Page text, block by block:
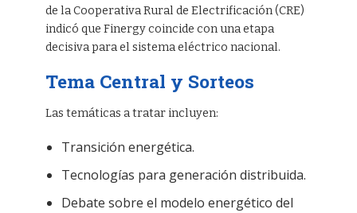
de la Cooperativa Rural de Electrificación (CRE)
indicó que Finergy coincide con una etapa
decisiva para el sistema eléctrico nacional.
Tema Central y Sorteos
Las temáticas a tratar incluyen:
Transición energética.
Tecnologías para generación distribuida.
Debate sobre el modelo energético del